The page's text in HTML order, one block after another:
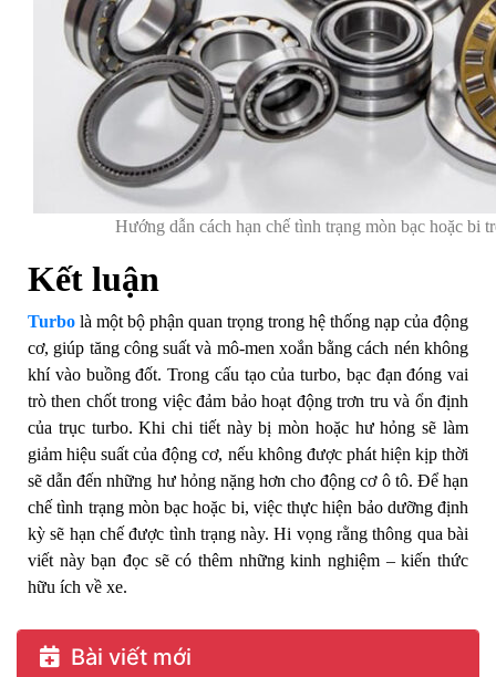
Hướng dẫn cách hạn chế tình trạng mòn bạc hoặc bi
Kết luận
Turbo là một bộ phận quan trọng trong hệ thống nạp của động
cơ, giúp tăng công suất và mô-men xoắn bằng cách nén không
khí vào buồng đốt. Trong cấu tạo của turbo, bạc đạn đóng vai
trò then chốt trong việc đảm bảo hoạt động trơn tru và ổn định
của trục turbo. Khi chi tiết này bị mòn hoặc hư hỏng sẽ làm
giảm hiệu suất của động cơ, nếu không được phát hiện kịp thời
sẽ dẫn đến những hư hỏng nặng hơn cho động cơ ô tô. Để hạn
chế tình trạng mòn bạc hoặc bi, việc thực hiện bảo dưỡng định
kỳ sẽ hạn chế được tình trạng này. Hi vọng rằng thông qua bài
viết này bạn đọc sẽ có thêm những kinh nghiệm – kiến thức
hữu ích về xe.
Bài viết mới